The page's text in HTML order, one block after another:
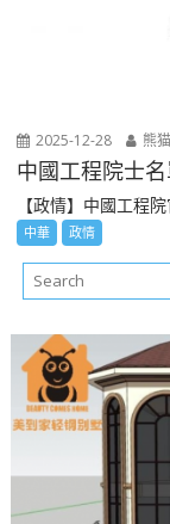
2025-12-28 熊
中國工程院士
【政情】中國工程
中華 政情